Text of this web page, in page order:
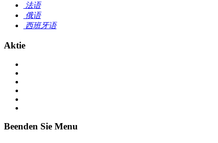
法语
俄语
西班牙语
Aktie
Beenden Sie Menu